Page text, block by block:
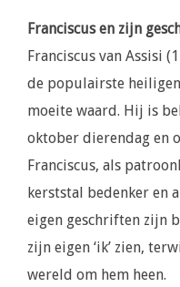
Franciscus en zijn
Franciscus van Assisi
de populairste
moeite waard. Hij is
oktober dierendag en
Franciscus, als
kerststal bedenker en
eigen geschriften zijn
zijn eigen ‘ik’ zien,
wereld om hem heen.